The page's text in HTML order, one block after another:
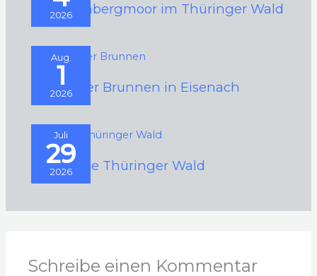
2026
Schützenbergmoor im Thüringer Wald
Aug.
1
2026
Schwarzer Brunnen in Eisenach
Juli
29
2026
Der Kleine Thüringer Wald
Schreibe einen Kommentar